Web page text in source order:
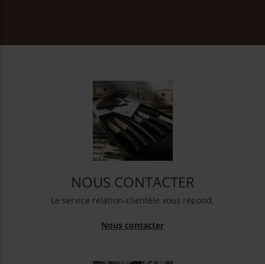
NOUS CONTACTER
Le service relation-clientèle vous répond.
Nous contacter